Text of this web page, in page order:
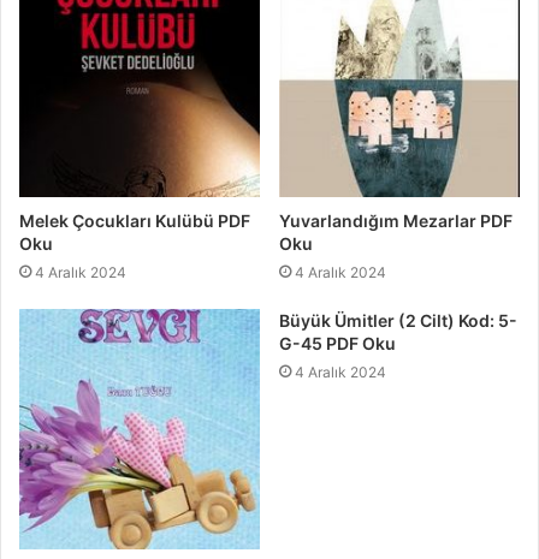
Melek Çocukları Kulübü PDF
Oku
4 Aralık 2024
Yuvarlandığım Mezarlar PDF
Oku
4 Aralık 2024
Büyük Ümitler (2 Cilt) Kod: 5-
G-45 PDF Oku
4 Aralık 2024